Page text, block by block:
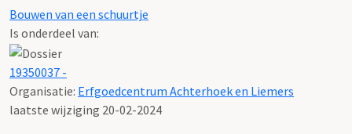
Bouwen van een schuurtje
Is onderdeel van:
19350037 -
Organisatie: Erfgoedcentrum Achterhoek en Liemers
laatste wijziging 20-02-2024